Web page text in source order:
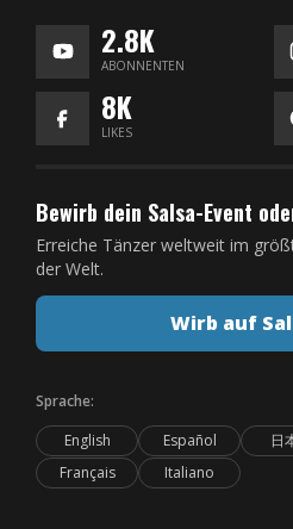
2.8K
ABONNENTEN
8K
LIKES
Bewirb dein Salsa-Event
Erreiche Tänzer weltweit im
der Welt.
Wirb auf
Sprache:
English
Español 日
Français
Italiano